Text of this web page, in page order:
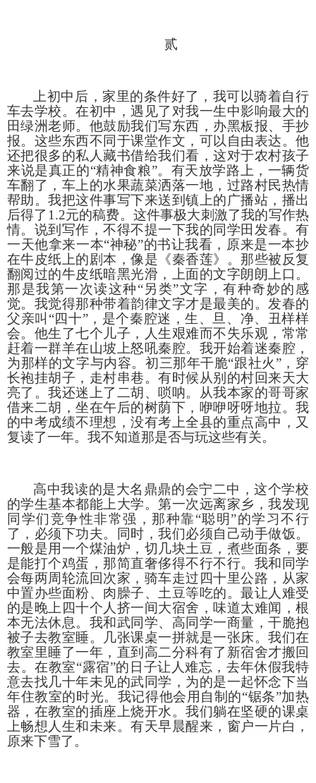
贰
上初中后，家里的条件好了，我可以骑着自行
车去学校。在初中，遇见了对我一生中影响最大的
田绿洲老师。他鼓励我们写东西，办黑板报、手抄
报。这些东西不同于课堂作文，可以自由表达。他
还把很多的私人藏书借给我们看，这对于农村孩子
来说是真正的“精神食粮”。有天放学路上，一辆货
车翻了，车上的水果蔬菜洒落一地，过路村民热情
帮助。我把这件事写下来送到镇上的广播站，播出
后得了 1.2元的稿费。这件事极大刺激了我的写作热
情。说到写作，不得不提一下我的同学田发春。有
一天他拿来一本“神秘”的书让我看，原来是一本抄
在牛皮纸上的剧本，像是《秦香莲》。那些被反复
翻阅过的牛皮纸暗黑光滑，上面的文字朗朗上口。
那是我第一次读这种“另类”文字，有种奇妙的感
觉。我觉得那种带着韵律文字才是最美的。发春的
父亲叫“四十”，是个秦腔迷，生、旦、净、丑样样
会。他生了七个儿子，人生艰难而不失乐观，常常
赶着一群羊在山坡上怒吼秦腔。我开始着迷秦腔，
为那样的文字与内容。初三那年干脆“跟社火”，穿
长袍挂胡子，走村串巷。有时候从别的村回来天大
亮了。我还迷上了二胡、唢呐。从我本家的哥哥家
借来二胡，坐在午后的树荫下，咿咿呀呀地拉。我
的中考成绩不理想，没有考上全县的重点高中，又
复读了一年。我不知道那是否与玩这些有关。
高中我读的是大名鼎鼎的会宁二中，这个学校
的学生基本都能上大学。第一次远离家乡，我发现
同学们竞争性非常强，那种靠“聪明”的学习不行
了，必须下功夫。同时，我们必须自己动手做饭。
一般是用一个煤油炉，切几块土豆，煮些面条，要
是能打个鸡蛋，那简直奢侈得不行不行。我和同学
会每两周轮流回次家，骑车走过四十里公路，从家
中置办些面粉、肉臊子、土豆等吃的。最让人难受
的是晚上四十个人挤一间大宿舍，味道太难闻，根
本无法休息。我和武同学、高同学一商量，干脆抱
被子去教室睡。几张课桌一拼就是一张床。我们在
教室里睡了一年，直到高二分科有了新宿舍才搬回
去。在教室“露宿”的日子让人难忘，去年休假我特
意去找几十年未见的武同学，为的是一起怀念下当
年住教室的时光。我记得他会用自制的“锯条”加热
器，在教室的插座上烧开水。我们躺在坚硬的课桌
上畅想人生和未来。有天早晨醒来，窗户一片白，
原来下雪了。